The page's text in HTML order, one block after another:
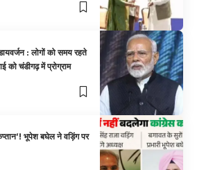
: लोगों को समय रहते
चंडीगढ़ में प्रोग्राम
भूपेश बघेल ने वड़िंग पर